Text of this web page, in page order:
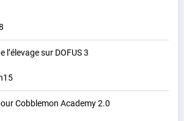
l’élevage sur DOFUS 3
Cobblemon Academy 2.0